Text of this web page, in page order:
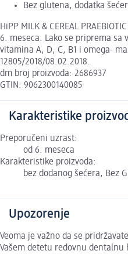
Bez glutena, dodatka
HiPP MILK & CEREAL
6. meseca. Lako se priprema sa
vitamina A, D, C, B1 i omega-
12805/2018/08.02.2018.
dm broj proizvoda: 2686937
GTIN: 9062300140085
Karakteristike
Preporučeni uzrast:
od 6. meseca
Karakteristike proizvoda:
bez dodanog šećera, Bez
Upozorenje
Veoma je važno da se
Vašem detetu redovnu dentalnu